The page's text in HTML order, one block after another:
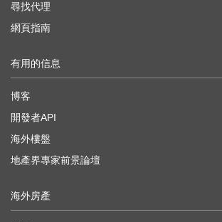
尋找代理
網頁指南
有用的信息
博客
開發者API
海外樓盤
地產界專家前景論壇
海外房產